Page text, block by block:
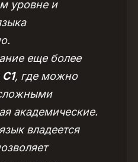
уровне и
еще более
C1, где можно
академические.
владеется